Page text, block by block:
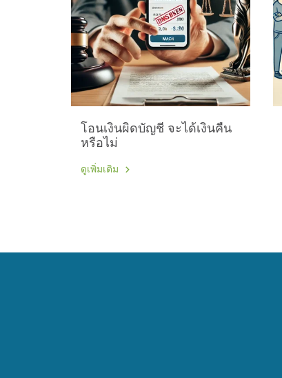
โอนเงินผิดบัญชี จะได้เงินคืน
หรือไม่
ดูเพิ่มเติม